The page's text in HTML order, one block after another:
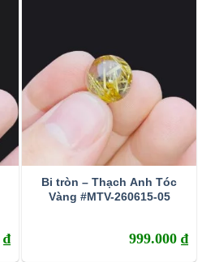
₫
Bi tròn – Thạch Anh Tóc
Vàng #MTV-260615-05
999.000 ₫